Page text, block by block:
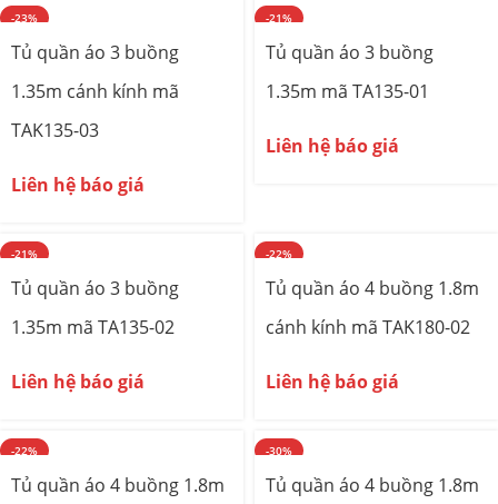
-23%
Tủ quần áo 3 buồng
1.35m cánh kính mã
TAK135-03
Liên hệ báo giá
-21%
Tủ quần áo 3 buồng
1.35m mã TA135-01
Liên hệ báo giá
-21%
Tủ quần áo 3 buồng
1.35m mã TA135-02
Liên hệ báo giá
-22%
Tủ quần áo 4 buồng 1.8m
cánh kính mã TAK180-02
Liên hệ báo giá
-22%
Tủ quần áo 4 buồng 1.8m
-30%
Tủ quần áo 4 buồng 1.8m